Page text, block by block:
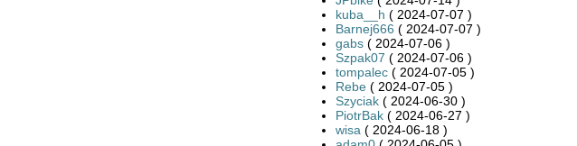
kuba__h ( 2024-07-07 )
Barnej666 ( 2024-07-07 )
gabs( 2024-07-06 )
Szpak07 ( 2024-07-06 )
tompalec( 2024-07-05 )
Rebe( 2024-07-05 )
Szyciak( 2024-06-30 )
PiotrBak( 2024-06-27 )
wisa ( 2024-06-18 )